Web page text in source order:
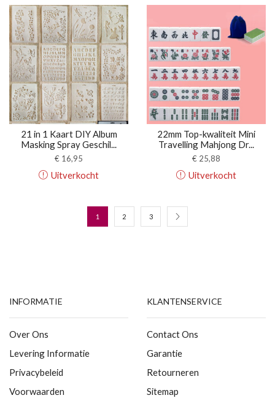
21 in 1 Kaart DIY Album
Masking Spray Geschil...
€ 16,95
Uitverkocht
22mm Top-kwaliteit Mini
Travelling Mahjong Dr...
€ 25,88
Uitverkocht
1 2 3
INFORMATIE
Over Ons
Levering Informatie
Privacybeleid
Voorwaarden
KLANTENSERVICE
Contact Ons
Garantie
Retourneren
Sitemap